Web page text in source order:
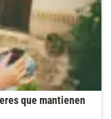
que mantienen